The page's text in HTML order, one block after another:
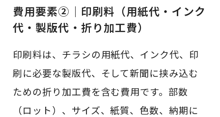
費用要素②｜印刷料（用紙代・インク
代・製版代・折り加工費）
印刷料は、チラシの用紙代、インク代、印
刷に必要な製版代、そして新聞に挟み込む
ための折り加工費を含む費用です。部数
（ロット）、サイズ、紙質、色数、納期に